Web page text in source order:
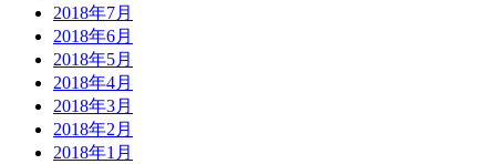
2018年7月
2018年6月
2018年5月
2018年4月
2018年3月
2018年2月
2018年1月